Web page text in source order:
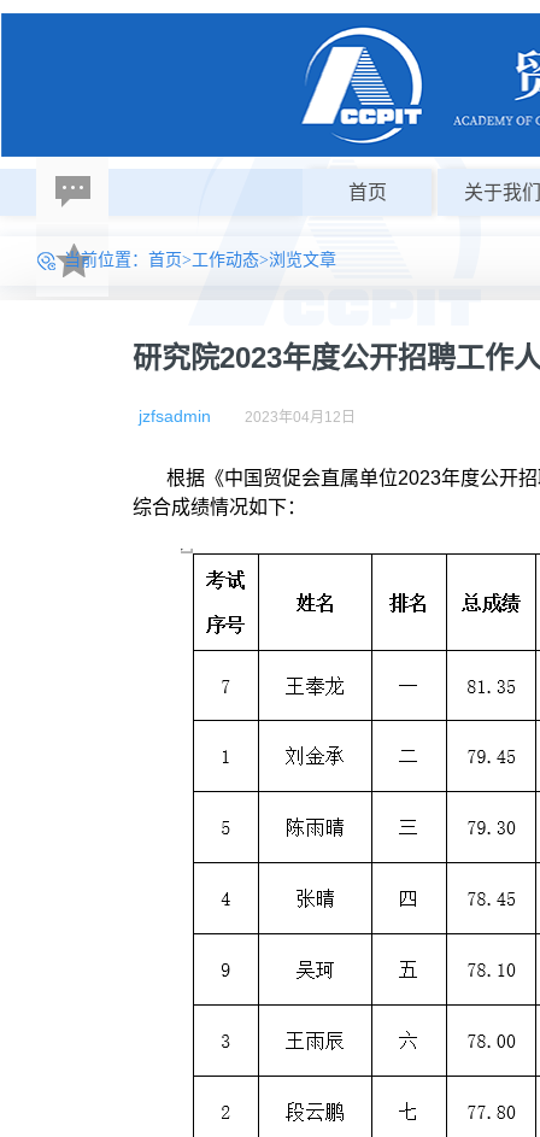
首页 关于我们
当前位置： 首页>工作动态>浏览文章
研究院2023年度公开招聘工作
jzfsadmin 2023年04月12日
根据《中国贸促会直属单位2023年度公开
综合成绩情况如下：